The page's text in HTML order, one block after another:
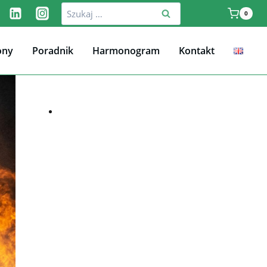
Szukaj: 0
Poradnik Harmonogram Kontakt